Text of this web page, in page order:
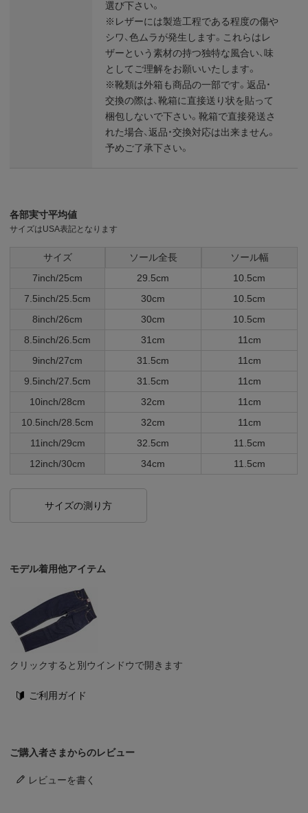
選び下さい。
※レザーには製造工程である程度の傷や
シワ、色ムラが発生します。これらはレ
ザーという素材の持つ独特な風合い、味
としてご理解をお願いいたします。
※靴類は外箱も商品の一部です。返品・
交換の際は、靴箱に直接送り状を貼って
梱包しないで下さい。靴箱で直接発送さ
れた場合、返品・交換対応は出来ません。
予めご了承下さい。
各部実寸平均値
サイズはUSA表記となります
サイズ ソール全長
ソール幅
7inch/25cm
29.5cm
10.5cm
7.5inch/25.5cm
30cm
10.5cm
8inch/26cm
30cm
10.5cm
8.5inch/26.5cm
31cm
11cm
9inch/27cm
31.5cm
11cm
9.5inch/27.5cm
31.5cm
11cm
10inch/28cm
32cm
11cm
10.5inch/28.5cm
32cm
11cm
11inch/29cm
32.5cm
11.5cm
12inch/30cm
34cm 11.5cm
サイズの測り方
モデル着用他アイテム
クリックすると別ウインドウで開きます
ご利用ガイド
ご購入者さまからのレビュー
レビューを書く